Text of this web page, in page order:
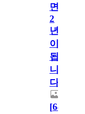
면
2
년
이
됩
니
다.
[64